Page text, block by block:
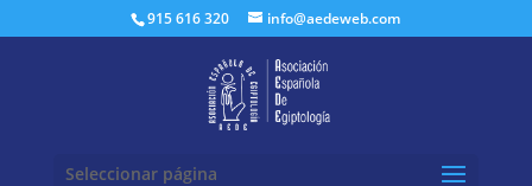
915 616 320 info@aedeweb.com
Seleccionar página